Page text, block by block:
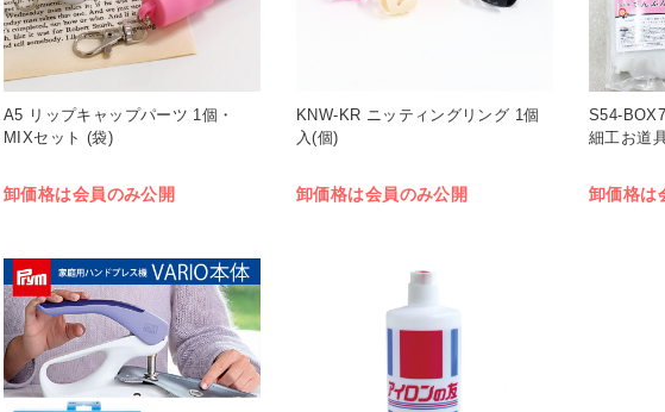
A5 リップキャップパーツ 1個・
MIXセット (袋)
卸価格は会員のみ公開
KNW-KR ニッティングリング 1個
入(個)
卸価格は会員のみ公開
S54-
細工お道
卸価格は